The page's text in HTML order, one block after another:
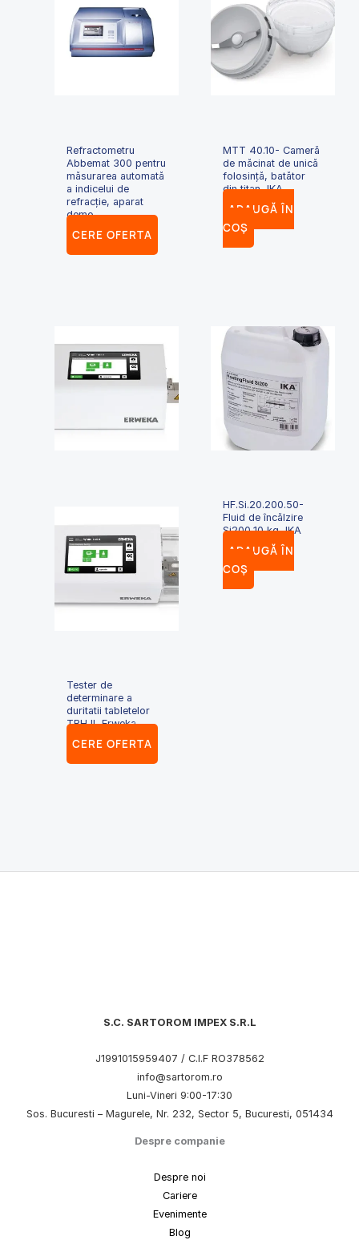
Refractometru
Abbemat 300 pentru
măsurarea automată
a indicelui de
refracție, aparat
demo
CERE OFERTA
MTT 40.10- Cameră
de măcinat de unică
folosință, batător
din titan, IKA
ADAUGĂ ÎN
COȘ
Tester de
determinare a
duritatii tabletelor
TBH II, Erweka
CERE OFERTA
HF.Si.20.200.50-
Fluid de încălzire
Si200,10 kg, IKA
ADAUGĂ ÎN
COȘ
S.C. SARTOROM IMPEX S.R.L
J1991015959407 / C.I.F RO378562
info@sartorom.ro
Luni-Vineri 9:00-17:30
Sos. Bucuresti – Magurele, Nr. 232, Sector 5, Bucuresti, 051434
Despre companie
Despre noi
Cariere
Evenimente
Blog